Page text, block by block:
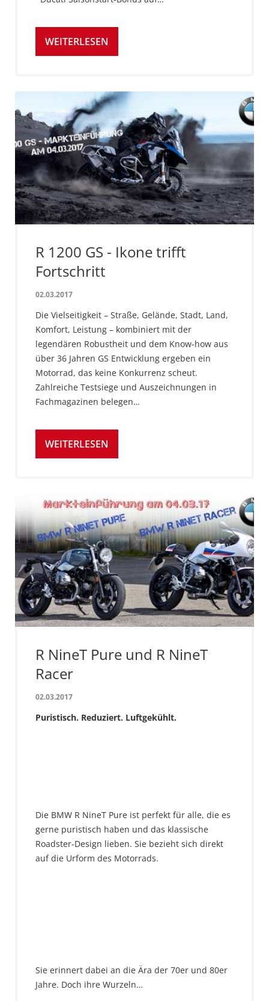
WEITERLESEN
R 1200 GS - Ikone trifft
Fortschritt
02.03.2017
Die Vielseitigkeit – Straße, Gelände, Stadt, Land,
Komfort, Leistung – kombiniert mit der
legendären Robustheit und dem Know-how aus
über 36 Jahren GS Entwicklung ergeben ein
Motorrad, das keine Konkurrenz scheut.
Zahlreiche Testsiege und Auszeichnungen in
Fachmagazinen belegen…
WEITERLESEN
R NineT Pure und R NineT
Racer
02.03.2017
Puristisch. Reduziert. Luftgekühlt.
Die BMW R NineT Pure ist perfekt für alle, die es
gerne puristisch haben und das klassische
Roadster-Design lieben. Sie bezieht sich direkt
auf die Urform des Motorrads.
Sie erinnert dabei an die Ära der 70er und 80er
Jahre. Doch ihre Wurzeln…